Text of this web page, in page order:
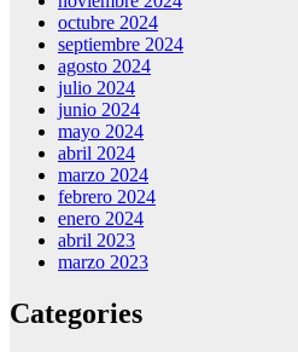
octubre 2024
septiembre 2024
agosto 2024
julio 2024
junio 2024
mayo 2024
abril 2024
marzo 2024
febrero 2024
enero 2024
abril 2023
marzo 2023
Categories